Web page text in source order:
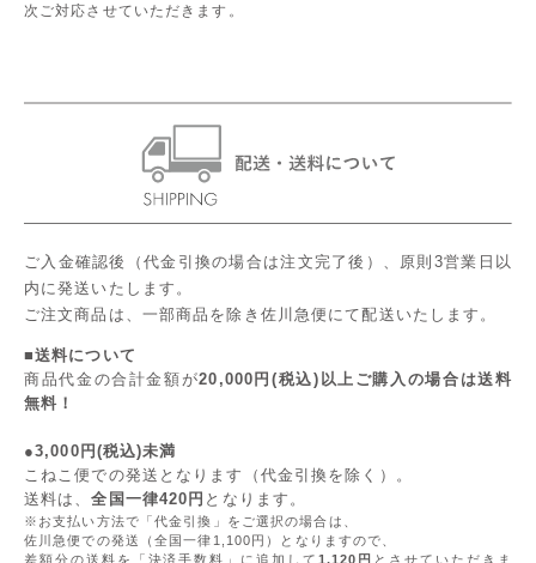
次ご対応させていただきます。
ご入金確認後（代金引換の場合は注文完了後）、原則3営業日以
内に発送いたします。
ご注文商品は、一部商品を除き佐川急便にて配送いたします。
■送料について
商品代金の合計金額が20,000円(税込)以上ご購入の場合は送料
無料！
●3,000円(税込)未満
こねこ便での発送となります（代金引換を除く）。
送料は、全国一律420円 となります。
※お支払い方法で「代金引換」をご選択の場合は、
佐川急便での発送（全国一律1,100円）となりますので、
差額分の送料を「決済手数料」に追加して 1,120円 とさせていただきま